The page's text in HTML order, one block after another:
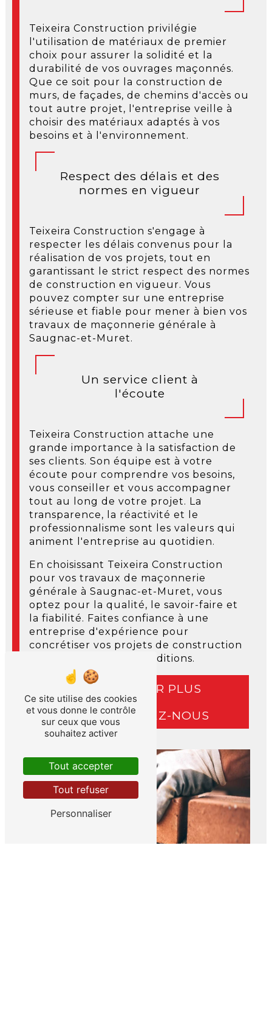
Teixeira Construction privilégie
l'utilisation de matériaux de premier
choix pour assurer la solidité et la
durabilité de vos ouvrages maçonnés.
Que ce soit pour la construction de
murs, de façades, de chemins d'accès ou
tout autre projet, l'entreprise veille à
choisir des matériaux adaptés à vos
besoins et à l'environnement.
Respect des délais et des
normes en vigueur
Teixeira Construction s'engage à
respecter les délais convenus pour la
réalisation de vos projets, tout en
garantissant le strict respect des normes
de construction en vigueur. Vous
pouvez compter sur une entreprise
sérieuse et fiable pour mener à bien vos
travaux de maçonnerie générale à
Saugnac-et-Muret.
Un service client à
l'écoute
Teixeira Construction attache une
grande importance à la satisfaction de
ses clients. Son équipe est à votre
écoute pour comprendre vos besoins,
vous conseiller et vous accompagner
tout au long de votre projet. La
transparence, la réactivité et le
professionnalisme sont les valeurs qui
animent l'entreprise au quotidien.
En choisissant Teixeira Construction
pour vos travaux de maçonnerie
générale à Saugnac-et-Muret, vous
optez pour la qualité, le savoir-faire et
la fiabilité. Faites confiance à une
entreprise d'expérience pour
concrétiser vos projets de construction
dans les meilleures conditions.
EN SAVOIR PLUS
CONTACTEZ-NOUS
Ce site utilise des cookies
et vous donne le contrôle
sur ceux que vous
souhaitez activer
Tout accepter
Tout refuser
Personnaliser